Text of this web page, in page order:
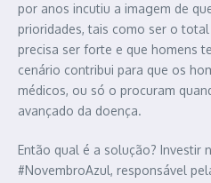
por anos incutiu a imagem de
prioridades, tais como ser o
precisa ser forte e que homens
cenário contribui para que os
médicos, ou só o procuram
avançado da doença.
Então qual é a solução? Investir
#NovembroAzul, responsável